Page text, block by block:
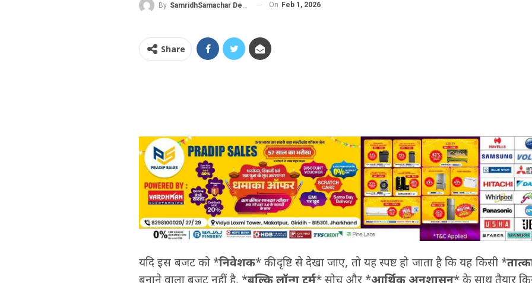
By SamridhSamachar Desk On Feb 1, 2026
Share
यदि इस बजट को *निवेशक* की दृष्टि से देखा जाए, तो यह स्पष्ट हो जाता है कि यह किसी *
बनाने वाला बजट नहीं है, *बल्कि लॉन्ग टर्म* सोच और *आर्थिक अनुशासन* के साथ तैयार